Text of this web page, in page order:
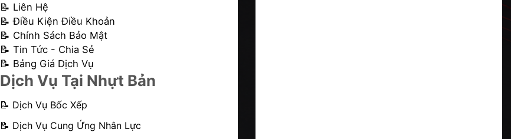
📝 Liên Hệ
📝 Điều Kiện Điều Khoản
📝 Chính Sách Bảo Mật
📝 Tin Tức - Chia Sẻ
📝 Bảng Giá Dịch Vụ
Dịch Vụ Tại Nhựt Bản
📝 Dịch Vụ Bốc Xếp
📝 Dịch Vụ Cung Ứng Nhân Lực